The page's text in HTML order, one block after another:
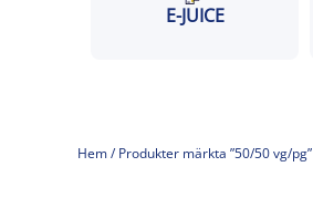
E-JUICE
Hem/ Produkter märkta ”50/50 vg/pg”